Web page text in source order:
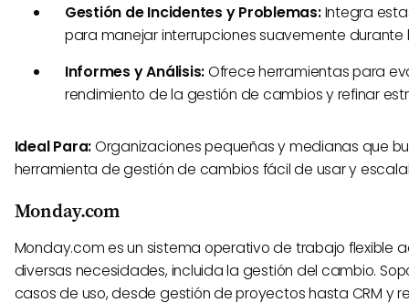
Gestión de Incidentes y Problemas:Integra
para manejar interrupciones suavemente durante
Informes y Análisis:Ofrece herramientas para
rendimiento de la gestión de cambios y refinar
Ideal Para:Organizaciones pequeñas y medianas que
herramienta de gestión de cambios fácil de usar y
Monday.com
Monday.com es un sistema operativo de trabajo flexible
diversas necesidades, incluida la gestión del cambio.
casos de uso, desde gestión de proyectos hasta CRM y